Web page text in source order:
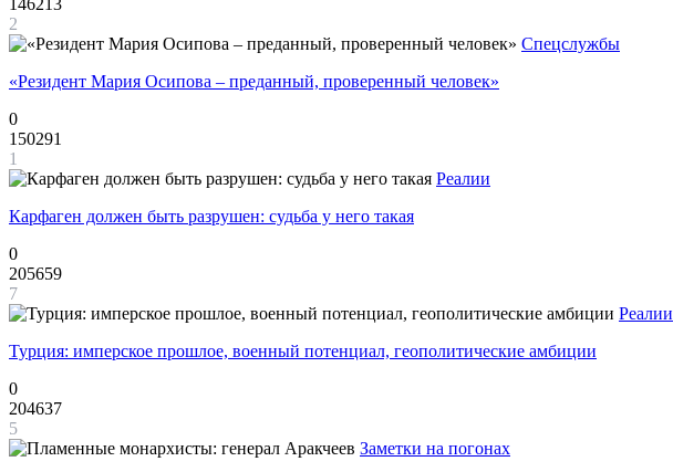
146213
2
Спецслужбы
«Резидент Мария Осипова – преданный, проверенный человек»
0
150291
1
Реалии
Карфаген должен быть разрушен: судьба у него такая
0
205659
7
Реалии
Турция: имперское прошлое, военный потенциал, геополитические амбиции
0
204637
5
Заметки на погонах